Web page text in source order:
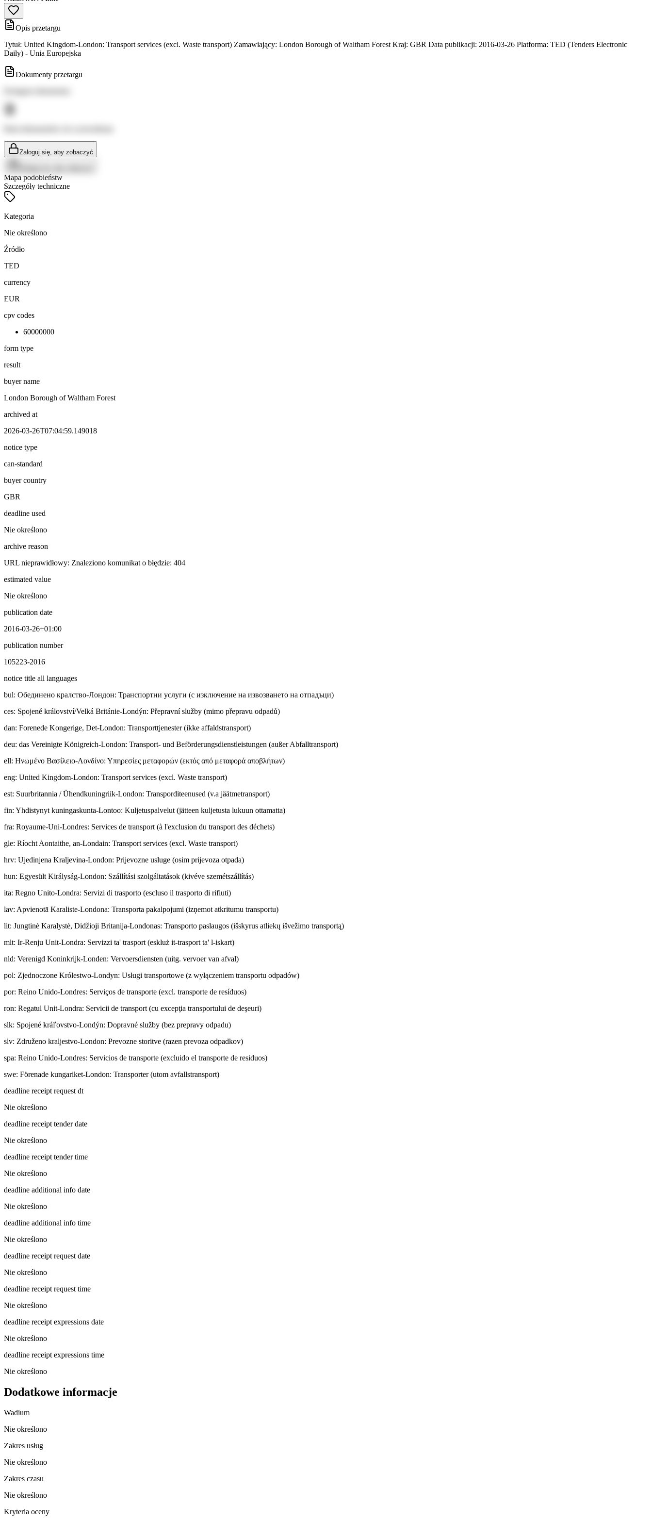
Opis przetargu
Tytuł: United Kingdom-London: Transport services (excl. Waste transport) Zamawiający: London Borough of Waltham Forest Kraj: GBR Data publikacji: 2016-03-26 Platforma: TED (Tenders Electronic
Daily) - Unia Europejska
Dokumenty przetargu
Zaloguj się, aby zobaczyć
Mapa podobieństw
Szczegóły techniczne
Kategoria
Nie określono
Źródło
TED
currency
EUR
cpv codes
60000000
form type
result
buyer name
London Borough of Waltham Forest
archived at
2026-03-26T07:04:59.149018
notice type
can-standard
buyer country
GBR
deadline used
Nie określono
archive reason
URL nieprawidłowy: Znaleziono komunikat o błędzie: 404
estimated value
Nie określono
publication date
2016-03-26+01:00
publication number
105223-2016
notice title all languages
bul: Обединено кралство-Лондон: Транспортни услуги (с изключение на извозването на отпадъци)
ces: Spojené království/Velká Británie-Londýn: Přepravní služby (mimo přepravu odpadů)
dan: Forenede Kongerige, Det-London: Transporttjenester (ikke affaldstransport)
deu: das Vereinigte Königreich-London: Transport- und Beförderungsdienstleistungen (außer Abfalltransport)
ell: Ηνωμένο Βασίλειο-Λονδίνο: Υπηρεσίες μεταφορών (εκτός από μεταφορά αποβλήτων)
eng: United Kingdom-London: Transport services (excl. Waste transport)
est: Suurbritannia / Ühendkuningriik-London: Transporditeenused (v.a jäätmetransport)
fin: Yhdistynyt kuningaskunta-Lontoo: Kuljetuspalvelut (jätteen kuljetusta lukuun ottamatta)
fra: Royaume-Uni-Londres: Services de transport (à l'exclusion du transport des déchets)
gle: Ríocht Aontaithe, an-Londain: Transport services (excl. Waste transport)
hrv: Ujedinjena Kraljevina-London: Prijevozne usluge (osim prijevoza otpada)
hun: Egyesült Királyság-London: Szállítási szolgáltatások (kivéve szemétszállítás)
ita: Regno Unito-Londra: Servizi di trasporto (escluso il trasporto di rifiuti)
lav: Apvienotā Karaliste-Londona: Transporta pakalpojumi (izņemot atkritumu transportu)
lit: Jungtinė Karalystė, Didžioji Britanija-Londonas: Transporto paslaugos (išskyrus atliekų išvežimo transportą)
mlt: Ir-Renju Unit-Londra: Servizzi ta' trasport (eskluż it-trasport ta' l-iskart)
nld: Verenigd Koninkrijk-Londen: Vervoersdiensten (uitg. vervoer van afval)
pol: Zjednoczone Królestwo-Londyn: Usługi transportowe (z wyłączeniem transportu odpadów)
por: Reino Unido-Londres: Serviços de transporte (excl. transporte de resíduos)
ron: Regatul Unit-Londra: Servicii de transport (cu excepţia transportului de deşeuri)
slk: Spojené kráľovstvo-Londýn: Dopravné služby (bez prepravy odpadu)
slv: Združeno kraljestvo-London: Prevozne storitve (razen prevoza odpadkov)
spa: Reino Unido-Londres: Servicios de transporte (excluido el transporte de residuos)
swe: Förenade kungariket-London: Transporter (utom avfallstransport)
deadline receipt request dt
Nie określono
deadline receipt tender date
Nie określono
deadline receipt tender time
Nie określono
deadline additional info date
Nie określono
deadline additional info time
Nie określono
deadline receipt request date
Nie określono
deadline receipt request time
Nie określono
deadline receipt expressions date
Nie określono
deadline receipt expressions time
Nie określono
Dodatkowe informacje
Wadium
Nie określono
Zakres usług
Nie określono
Zakres czasu
Nie określono
Kryteria oceny